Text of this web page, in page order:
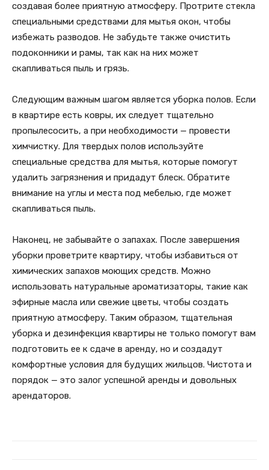
создавая более приятную атмосферу. Протрите стекла
специальными средствами для мытья окон, чтобы
избежать разводов. Не забудьте также очистить
подоконники и рамы, так как на них может
скапливаться пыль и грязь.
Следующим важным шагом является уборка полов. Если
в квартире есть ковры, их следует тщательно
пропылесосить, а при необходимости — провести
химчистку. Для твердых полов используйте
специальные средства для мытья, которые помогут
удалить загрязнения и придадут блеск. Обратите
внимание на углы и места под мебелью, где может
скапливаться пыль.
Наконец, не забывайте о запахах. После завершения
уборки проветрите квартиру, чтобы избавиться от
химических запахов моющих средств. Можно
использовать натуральные ароматизаторы, такие как
эфирные масла или свежие цветы, чтобы создать
приятную атмосферу. Таким образом, тщательная
уборка и дезинфекция квартиры не только помогут вам
подготовить ее к сдаче в аренду, но и создадут
комфортные условия для будущих жильцов. Чистота и
порядок — это залог успешной аренды и довольных
арендаторов.